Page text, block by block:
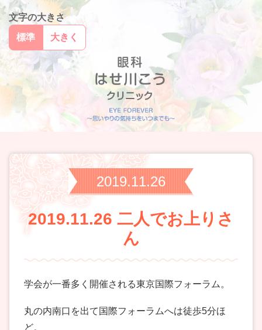
文字の大きさ
標準
大きく
2019.11.26
2019.11.26 二人でお上りさ
ん
学会が一番多く開催される東京国際フォーラム。
丸の内南口を出て国際フォーラムへは徒歩5分ほ
ど。